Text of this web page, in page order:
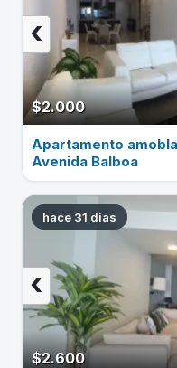
$2.000
‹
Apartamento
Avenida Balboa
hace 31 dias
$2.600
‹